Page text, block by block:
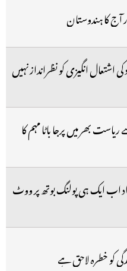
آج کا ہندوستان
اشتعال انگیزی کو نظرانداز نہیں
بھر میں پرجا باٹا مہم کا
اب ایک ہی پولنگ بوتھ پر ووٹ
کو خطرہ لاحق ہے